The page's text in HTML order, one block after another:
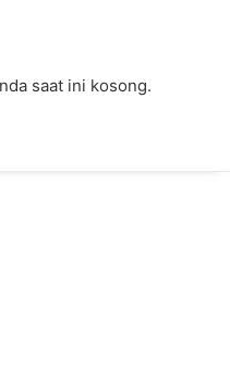
saat ini kosong.